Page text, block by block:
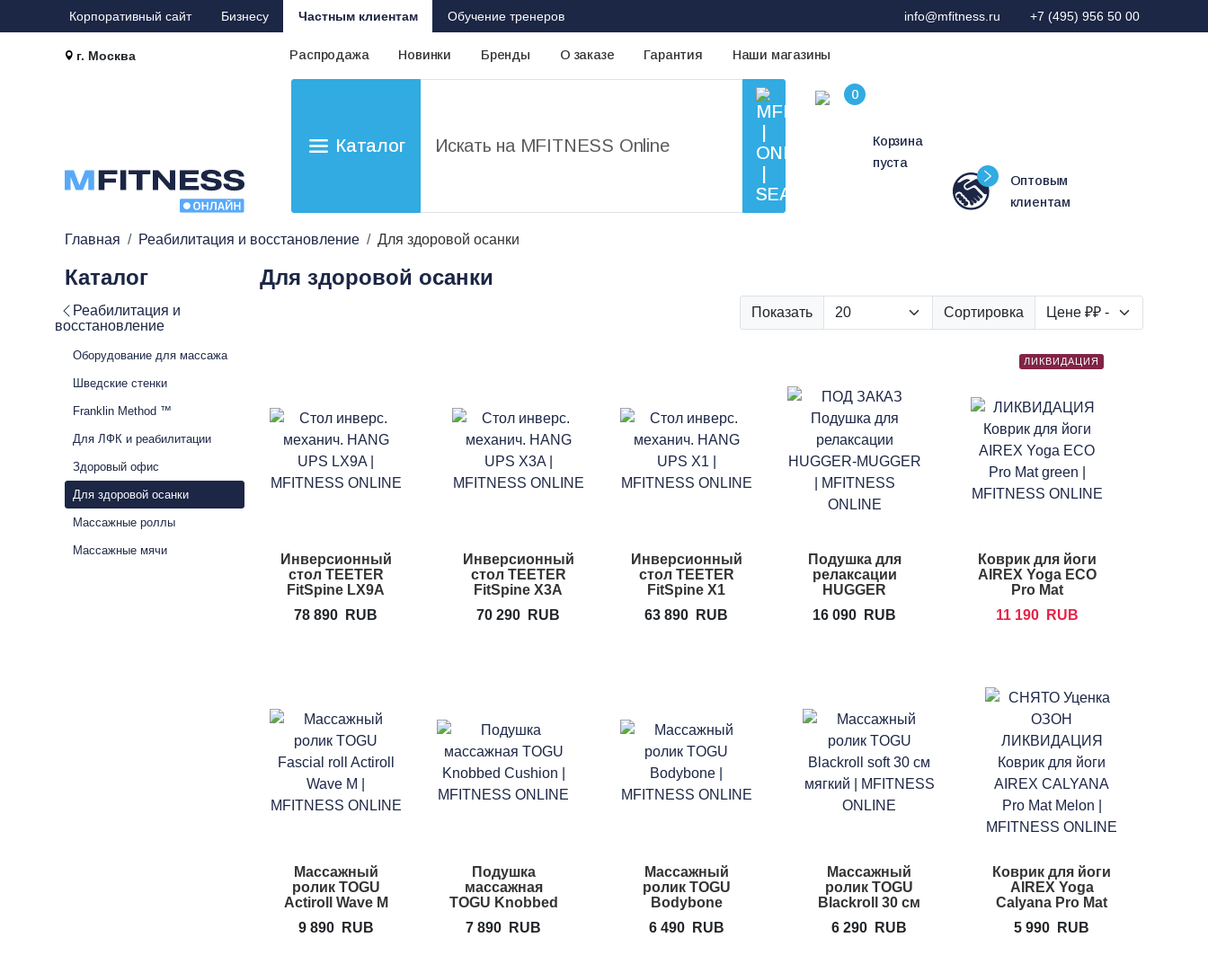
Корпоративный сайт Бизнесу Частным клиентам Обучение тренеров info@mfitness.ru +7 (495) 956 50 00
г. Москва Распродажа Новинки Бренды О заказе Гарантия Наши магазины
Каталог
Корзина
пуста
Оптовым
клиентам
Главная Реабилитация и восстановление Для здоровой осанки
Каталог
Реабилитация и
восстановление
Оборудование для массажа
Шведские стенки
Franklin Method ™
Для ЛФК и реабилитации
Здоровый офис
Для здоровой осанки
Массажные роллы
Массажные мячи
Для здоровой осанки
Показать Сортировка
Инверсионный
стол TEETER
FitSpine LX9A
78 890
RUB
Инверсионный
стол TEETER
FitSpine X3A
70 290
RUB
Инверсионный
стол TEETER
FitSpine X1
63 890
RUB
Подушка для
релаксации
HUGGER
Pranayama
16 090 RUB
ЛИКВИДАЦИЯ
Коврик для йоги
AIREX Yoga ECO
Pro Mat
11 190
RUB
Массажный
ролик TOGU
Actiroll Wave M
9 890 RUB
Подушка
массажная
TOGU Knobbed
7 890 RUB
Массажный
ролик TOGU
Bodybone
6 490
RUB
Массажный
ролик TOGU
Blackroll 30 см
6 290
RUB
Коврик для йоги
AIREX Yoga
Calyana Pro Mat
5 990
RUB